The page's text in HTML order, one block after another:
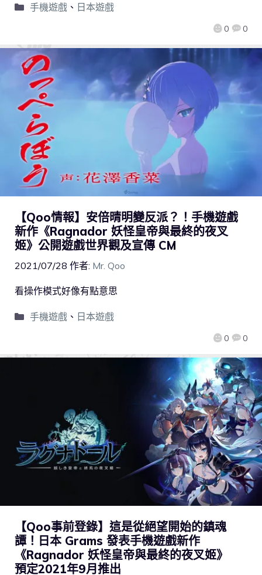
0 0
手機遊戲、 日本遊戲
【Qoo情報】安倍晴明變反派？！手機遊戲
新作《Ragnador 妖怪皇帝與最終的夜叉
姬》公開遊戲世界觀及宣傳 CM
2021/07/28 作者: Mr. Qoo
0 0
看操作模式好像有點意思
手機遊戲、 日本遊戲
【Qoo事前登錄】這是從絕望開始的鎮魂
譚！日本 Grams 發表手機遊戲新作
《Ragnador 妖怪皇帝與最終的夜叉姬》
預定2021年9月推出